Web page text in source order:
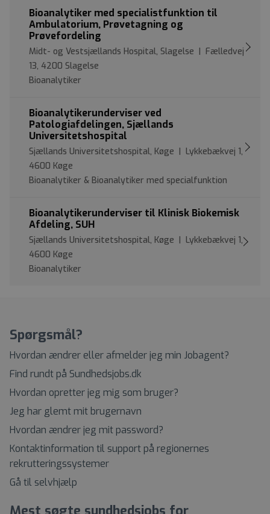
Bioanalytiker med specialistfunktion til
Ambulatorium, Prøvetagning og
Prøvefordeling
Midt- og Vestsjællands Hospital, Slagelse | Fælledvej
13, 4200 Slagelse
Bioanalytiker
Bioanalytikerunderviser ved
Patologiafdelingen, Sjællands
Universitetshospital
Sjællands Universitetshospital, Køge | Lykkebækvej 1,
4600 Køge
Bioanalytiker & Bioanalytiker med specialfunktion
Bioanalytikerunderviser til Klinisk Biokemisk
Afdeling, SUH
Sjællands Universitetshospital, Køge | Lykkebækvej 1,
4600 Køge
Bioanalytiker
Spørgsmål?
Hvordan ændrer eller afmelder jeg min Jobagent?
Find rundt på Sundhedsjobs.dk
Hvordan opretter jeg mig som bruger?
Jeg har glemt mit brugernavn
Hvordan ændrer jeg mit password?
Kontaktinformation til support på regionernes
rekrutteringssystemer
Gå til selvhjælp